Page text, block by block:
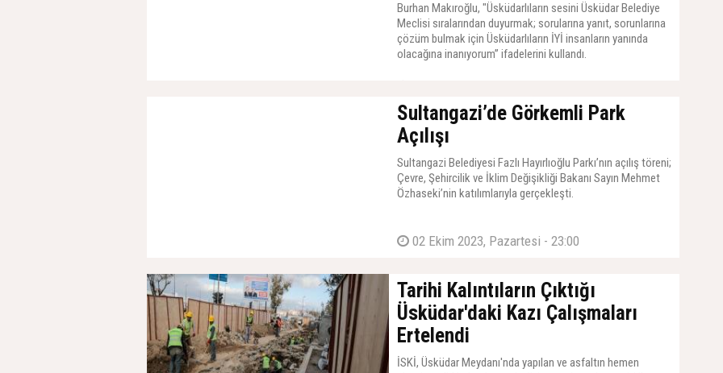
Burhan Makıroğlu, "Üsküdarlıların sesini Üsküdar Belediye
Meclisi sıralarından duyurmak; sorularına yanıt, sorunlarına
çözüm bulmak için Üsküdarlıların İYİ insanların yanında
olacağına inanıyorum” ifadelerini kullandı.
Sultangazi’de Görkemli Park
Açılışı
Sultangazi Belediyesi Fazlı Hayırlıoğlu Parkı’nın açılış töreni;
Çevre, Şehircilik ve İklim Değişikliği Bakanı Sayın Mehmet
Özhaseki’nin katılımlarıyla gerçekleşti.
02 Ekim 2023, Pazartesi - 23:00
Tarihi Kalıntıların Çıktığı
Üsküdar'daki Kazı Çalışmaları
Ertelendi
İSKİ, Üsküdar Meydanı'nda yapılan ve asfaltın hemen